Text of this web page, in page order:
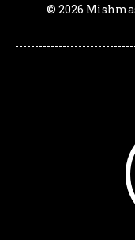
© 2026